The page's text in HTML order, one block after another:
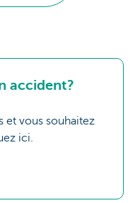
accident?
et vous souhaitez
ici.